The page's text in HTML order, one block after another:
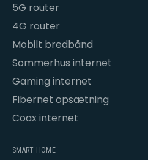
5G router
4G router
Mobilt bredbånd
Sommerhus internet
Gaming internet
Fibernet opsætning
Coax internet
SMART HOME